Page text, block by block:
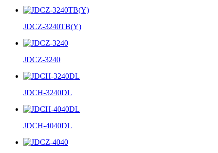
JDCZ-3240TB(Y)
JDCZ-3240
JDCH-3240DL
JDCH-4040DL